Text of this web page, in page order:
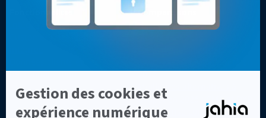
Intégrations
personnalisation
Comparaisons
Top 7 des alternatives à
2026
Meilleures alternatives à
Drupal en 2026 : CMS et DXP
d'entreprise comparés